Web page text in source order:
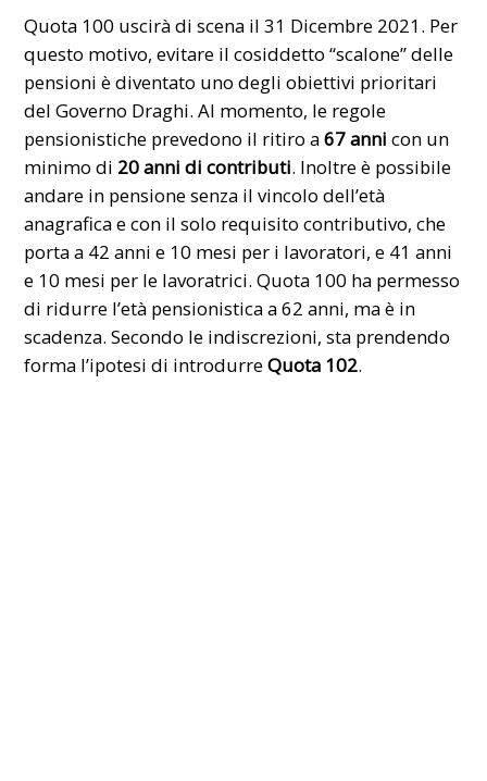
Quota 100 uscirà di scena il 31 Dicembre 2021. Per
questo motivo, evitare il cosiddetto “scalone” delle
pensioni è diventato uno degli obiettivi prioritari
del Governo Draghi. Al momento, le regole
pensionistiche prevedono il ritiro a67 annicon un
minimo di 20 anni di contributi. Inoltre è possibile
andare in pensione senza il vincolo dell’età
anagrafica e con il solo requisito contributivo, che
porta a 42 anni e 10 mesi per i lavoratori, e 41 anni
e 10 mesi per le lavoratrici. Quota 100 ha permesso
di ridurre l’età pensionistica a 62 anni, ma è in
scadenza. Secondo le indiscrezioni, sta prendendo
forma l’ipotesi di introdurreQuota 102.